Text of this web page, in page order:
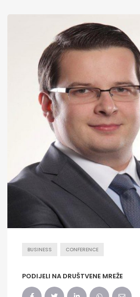
BUSINESS CONFERENCE
PODIJELI NA DRUŠTVENE MREŽE